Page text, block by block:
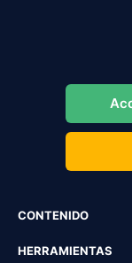
CONTENIDO
HERRAMIENTAS